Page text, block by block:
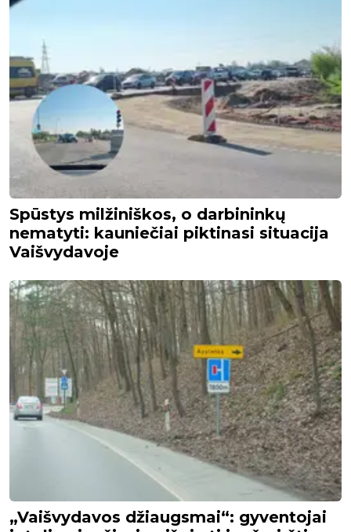
Spūstys milžiniškos, o darbininkų
nematyti: kauniečiai piktinasi situacija
Vaišvydavoje
„Vaišvydavos džiaugsmai“: gyventojai